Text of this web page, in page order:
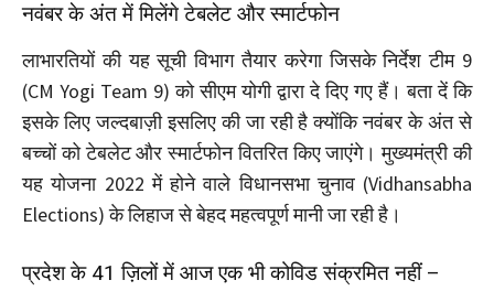
नवंबर के अंत में मिलेंगे टेबलेट और स्मार्टफोन
लाभारतियों की यह सूची विभाग तैयार करेगा जिसके निर्देश टीम 9
(CM Yogi Team 9) को सीएम योगी द्वारा दे दिए गए हैं। बता दें कि
इसके लिए जल्दबाज़ी इसलिए की जा रही है क्योंकि नवंबर के अंत से
बच्चों को टेबलेट और स्मार्टफोन वितरित किए जाएंगे। मुख्यमंत्री की
यह योजना 2022 में होने वाले विधानसभा चुनाव (Vidhansabha
Elections) के लिहाज से बेहद महत्वपूर्ण मानी जा रही है।
प्रदेश के 41 ज़िलों में आज एक भी कोविड संक्रमित नहीं –